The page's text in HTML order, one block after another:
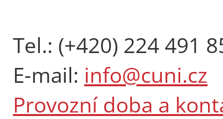
Tel.: (+420) 224 491
E-mail: info@cuni.cz
Provozní doba a